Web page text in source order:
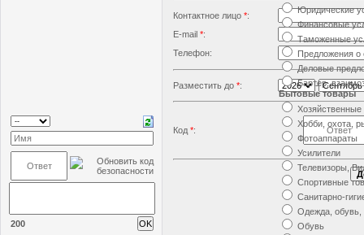
200
Юридические
Финансовые
Таможенные
Предложения о
Деловые
Бартер,
Бытовые товары
Хозяйственные
Хобби, охота,
Фотоаппараты
Усилители
Телевизоры,
Спортивные
Санитарно-
Одежда, обувь,
Обувь
Контактное лицо *:
E-mail *:
Телефон:
Разместить до *: -
Код *: